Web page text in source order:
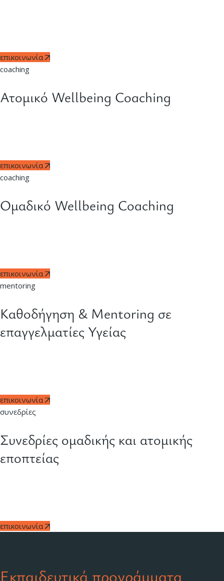
επικοινωνία
coaching
Ατομικό Wellbeing Coaching
επικοινωνία
coaching
Ομαδικό Wellbeing Coaching
επικοινωνία
mentoring
Καθοδήγηση & Mentoring σε
επαγγελματίες Υγείας
επικοινωνία
συνεδρίες
Συνεδρίες ομαδικής και ατομικής
εποπτείας
επικοινωνία
Εκπαιδευτικά προγράμματα